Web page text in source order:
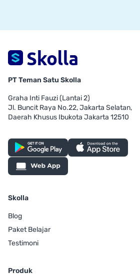
PT Teman Satu Skolla
Graha Inti Fauzi (Lantai 2)
Jl. Buncit Raya No.22, Jakarta Selatan,
Daerah Khusus Ibukota Jakarta 12510
Skolla
Blog
Paket Belajar
Testimoni
Produk